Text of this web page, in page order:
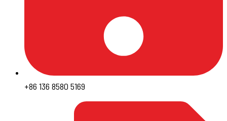
+86 136 8580 5169